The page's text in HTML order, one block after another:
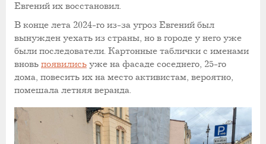
Евгений их восстановил.
В конце лета 2024-го из-за угроз Евгений был
вынужден уехать из страны, но в городе у него уже
были последователи. Картонные таблички с именами
вновь появились уже на фасаде соседнего, 25-го
дома, повесить их на место активистам, вероятно,
помешала летняя веранда.